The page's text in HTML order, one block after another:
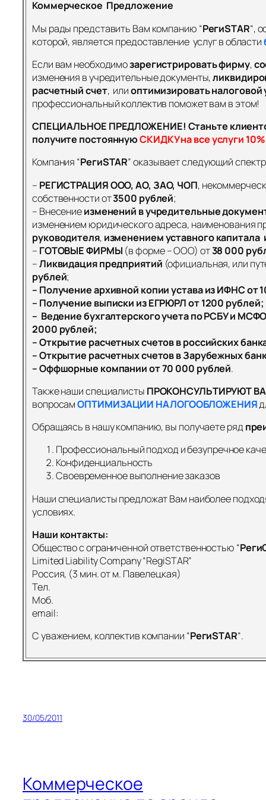
Коммерческое Предложение
Мы рады представить Вам компанию “РегиSTAR“,
которой, является предоставление услуг в области
Если вам необходимозарегистрировать фирму,
изменения в учредительные документы,
расчетный счет, илиоптимизировать налоговой
профессиональный коллектив поможет вам в этом!
СПЕЦИАЛЬНОЕ ПРЕДЛОЖЕНИЕ! Станьте
получите постояннуюСКИДКУ на все услуги
Компания “РегиSTAR” оказывает следующий
– РЕГИСТРАЦИЯООО, АО, ЗАО, ЧОП,
собственности от3500 рублей;
– Внесениеизменений в учредительные
изменением юридического адреса, наименования
руководителя, изменением уставного капитала
– ГОТОВЫЕ ФИРМЫ (в форме – ООО) от38 000
–Ликвидация предприятий (официальная, или
рублей;
– Получение архивной копии устава из ИФНС от
– Получение выписки из ЕГРЮРЛ от 1200 рублей;
– Ведение бухгалтерского учета по РСБУ и
2000 рублей;
– Открытие расчетных счетов в российских
– Открытие расчетных счетов в Зарубежных
– Оффшорные компании от 70 000 рублей.
Также наши специалисты ПРОКОНСУЛЬТИРУЮТ
вопросамОПТИМИЗАЦИИ НАЛОГООБЛОЖЕНИЯ
Обращаясь в нашу компанию, вы получаете ряд
Профессиональный подход и безупречное
Конфиденциальность
Своевременное выполнение заказов
Наши специалисты предложат Вам наиболее
условиях.
Наши контакты:
Общество с ограниченной ответственностью “
Limited Liability Company “RegiSTAR”
Россия, (3 мин. от м. Павелецкая)
Тел.
Моб.
email:
С уважением, коллектив компании “РегиSTAR“.
30/05/2011
Коммерческое